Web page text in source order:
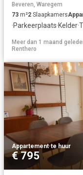
Beveren, Waregem
73 m²2 Slaapkamers
·Parkeerplaats·Kelder·
Meer dan 1 maand
Renthero
Appartement·te huur
€ 795